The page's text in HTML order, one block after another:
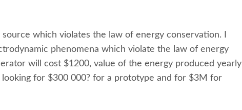
which violates the law of energy conservation. I
phenomena which violate the law of energy
will cost $1200, value of the energy produced yearly
for $300 000? for a prototype and for $3M for